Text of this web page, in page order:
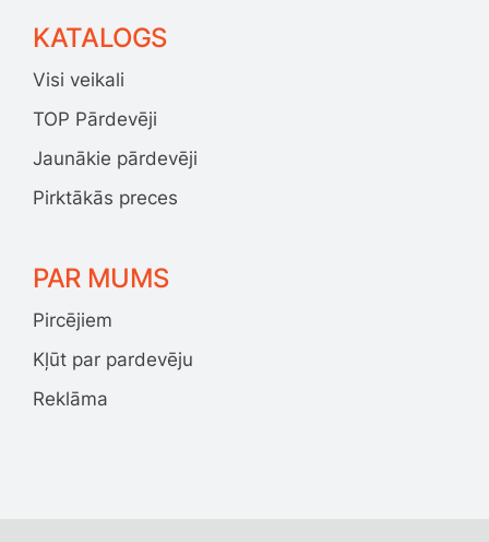
KATALOGS
Visi veikali
TOP Pārdevēji
Jaunākie pārdevēji
Pirktākās preces
PAR MUMS
Pircējiem
Kļūt par pardevēju
Reklāma